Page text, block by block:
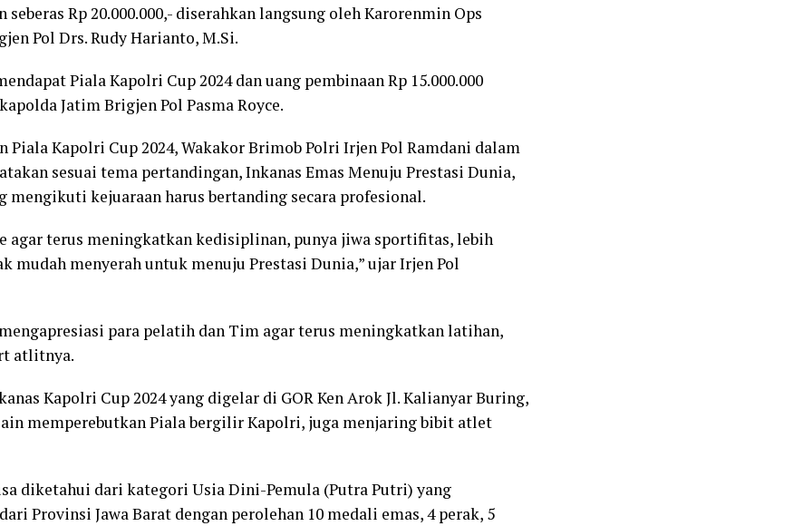
seberas Rp 20.000.000,- diserahkan langsung oleh Karorenmin Ops
Pol Drs. Rudy Harianto, M.Si.
Piala Kapolri Cup 2024 dan uang pembinaan Rp 15.000.000
Jatim Brigjen Pol Pasma Royce.
Piala Kapolri Cup 2024, Wakakor Brimob Polri Irjen Pol Ramdani dalam
sesuai tema pertandingan, Inkanas Emas Menuju Prestasi Dunia,
mengikuti kejuaraan harus bertanding secara profesional.
agar terus meningkatkan kedisiplinan, punya jiwa sportifitas, lebih
mudah menyerah untuk menuju Prestasi Dunia,” ujar Irjen Pol
para pelatih dan Tim agar terus meningkatkan latihan,
atlitnya.
Kapolri Cup 2024 yang digelar di GOR Ken Arok Jl. Kalianyar Buring,
memperebutkan Piala bergilir Kapolri, juga menjaring bibit atlet
diketahui dari kategori Usia Dini-Pemula (Putra Putri) yang
Provinsi Jawa Barat dengan perolehan 10 medali emas, 4 perak, 5